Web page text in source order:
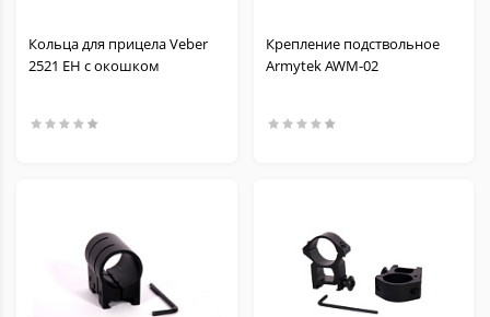
Кольца для прицела Veber
2521 EH с окошком
Крепление подствольное
Armytek AWM-02